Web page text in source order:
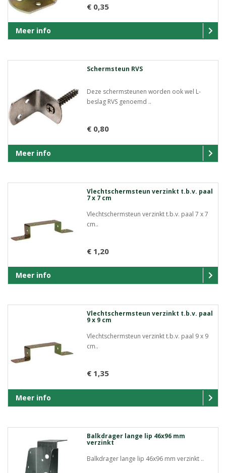
€ 0,35
Meer info
Schermsteun RVS
Deze schermsteunen worden ook wel L-
beslag RVS genoemd ..
€ 0,80
Meer info
Vlechtschermsteun verzinkt t.b.v. paal
7 x 7 cm
Vlechtschermsteun verzinkt t.b.v. paal 7 x 7
cm..
€ 1,20
Meer info
Vlechtschermsteun verzinkt t.b.v. paal
9 x 9 cm
Vlechtschermsteun verzinkt t.b.v. paal 9 x 9
cm..
€ 1,35
Meer info
Balkdrager lange lip 46x96 mm
verzinkt
Balkdrager lange lip 46x96 mm verzinkt ..